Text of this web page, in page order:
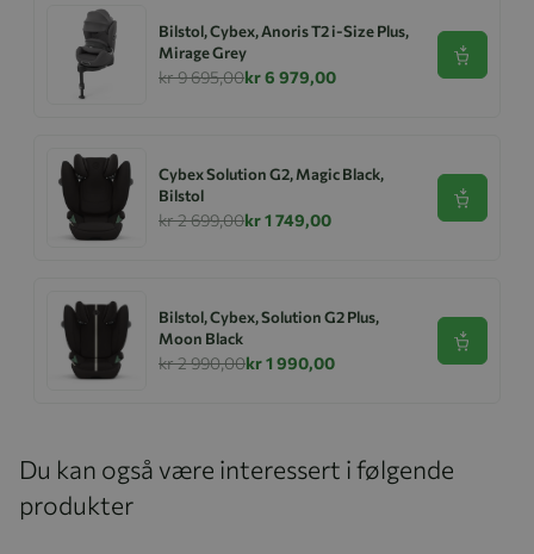
Bilstol, Cybex, Anoris T2 i-Size Plus,
Mirage Grey
kr 9 695,00kr 6 979,00
Se
Cybex Solution G2, Magic Black,
Bilstol
kr 2 699,00kr 1 749,00
Se
Bilstol, Cybex, Solution G2 Plus,
Moon Black
kr 2 990,00kr 1 990,00
Se
Du kan også være interessert i følgende
produkter